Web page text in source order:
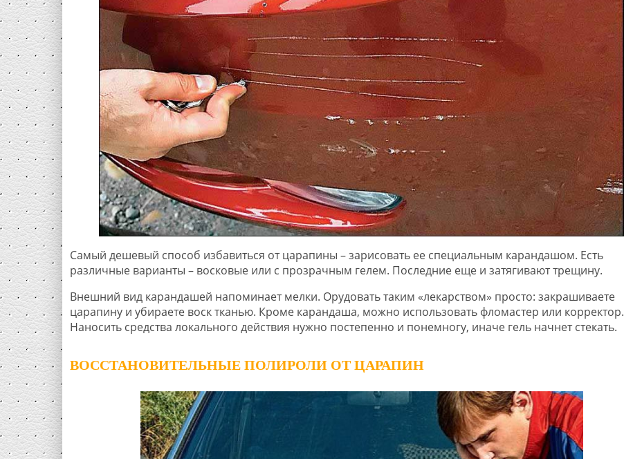
Самый дешевый способ избавиться от царапины – зарисовать ее специальным карандашом. Есть
различные варианты – восковые или с прозрачным гелем. Последние еще и затягивают трещину.
Внешний вид карандашей напоминает мелки. Орудовать таким «лекарством» просто: закрашиваете
царапину и убираете воск тканью. Кроме карандаша, можно использовать фломастер или корректор.
Наносить средства локального действия нужно постепенно и понемногу, иначе гель начнет стекать.
ВОССТАНОВИТЕЛЬНЫЕ ПОЛИРОЛИ ОТ ЦАРАПИН